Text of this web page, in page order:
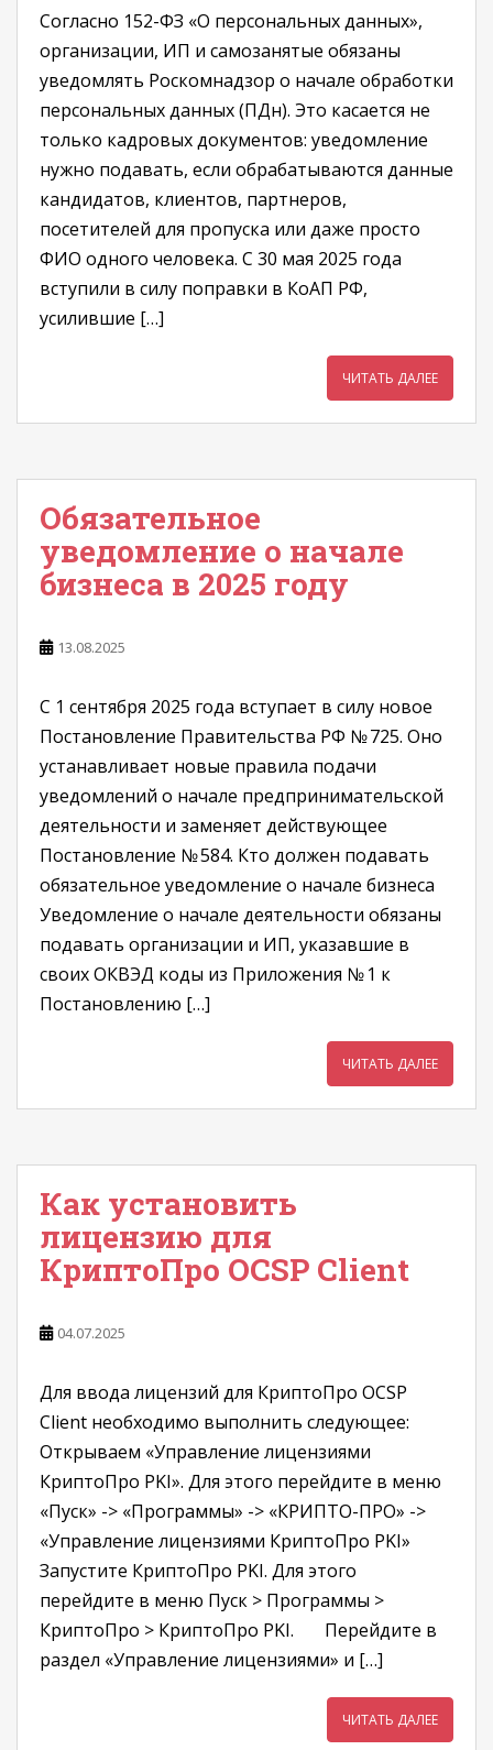
Согласно 152-ФЗ «О персональных данных»,
организации, ИП и самозанятые обязаны
уведомлять Роскомнадзор о начале обработки
персональных данных (ПДн). Это касается не
только кадровых документов: уведомление
нужно подавать, если обрабатываются данные
кандидатов, клиентов, партнеров,
посетителей для пропуска или даже просто
ФИО одного человека. С 30 мая 2025 года
вступили в силу поправки в КоАП РФ,
усилившие […]
ЧИТАТЬ ДАЛЕЕ
Обязательное
уведомление о начале
бизнеса в 2025 году
13.08.2025
С 1 сентября 2025 года вступает в силу новое
Постановление Правительства РФ № 725. Оно
устанавливает новые правила подачи
уведомлений о начале предпринимательской
деятельности и заменяет действующее
Постановление № 584. Кто должен подавать
обязательное уведомление о начале бизнеса
Уведомление о начале деятельности обязаны
подавать организации и ИП, указавшие в
своих ОКВЭД коды из Приложения № 1 к
Постановлению […]
ЧИТАТЬ ДАЛЕЕ
Как установить
лицензию для
КриптоПро OCSP Client
04.07.2025
Для ввода лицензий для КриптоПро OCSP
Client необходимо выполнить следующее:
Открываем «Управление лицензиями
КриптоПро PKI». Для этого перейдите в меню
«Пуск» -> «Программы» -> «КРИПТО-ПРО» ->
«Управление лицензиями КриптоПро PKI»
Запустите КриптоПро PKI. Для этого
перейдите в меню Пуск > Программы >
КриптоПро > КриптоПро PKI. Перейдите в
раздел «Управление лицензиями» и […]
ЧИТАТЬ ДАЛЕЕ